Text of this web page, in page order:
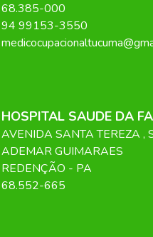
68.385-000
94 99153-3550
HOSPITAL SAUDE DA
AVENIDA SANTA TEREZA ,
ADEMAR GUIMARAES
REDENÇÃO - PA
68.552-665